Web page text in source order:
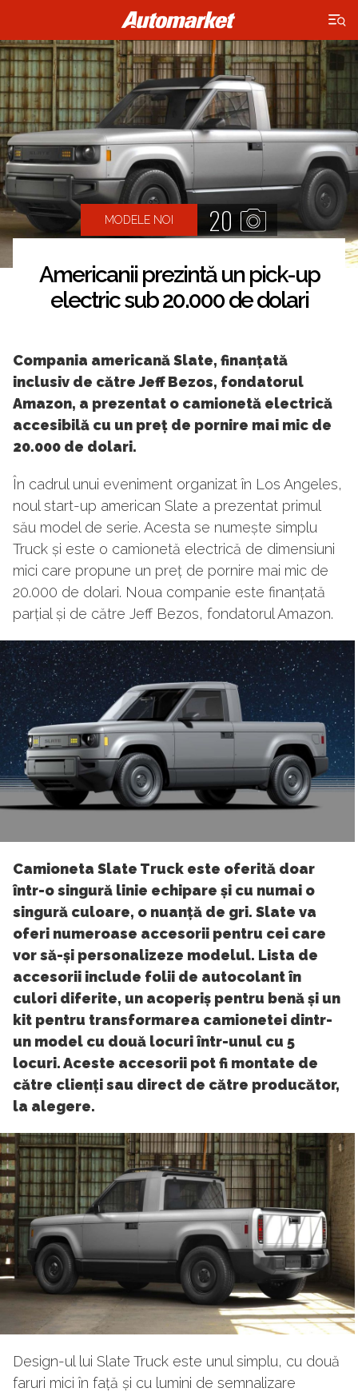
×
MODELE NOI 20
Americanii prezintă un pick-up
electric sub 20.000 de dolari
Compania americană Slate, finanțată
inclusiv de către Jeff Bezos, fondatorul
Amazon, a prezentat o camionetă electrică
accesibilă cu un preț de pornire mai mic de
20.000 de dolari.
În cadrul unui eveniment organizat în Los Angeles,
noul start-up american Slate a prezentat primul
său model de serie. Acesta se numește simplu
Truck și este o camionetă electrică de dimensiuni
mici care propune un preț de pornire mai mic de
20.000 de dolari. Noua companie este finanțată
parțial și de către Jeff Bezos, fondatorul Amazon.
Camioneta Slate Truck este oferită doar
într-o singură linie echipare și cu numai o
singură culoare, o nuanță de gri. Slate va
oferi numeroase accesorii pentru cei care
vor să-și personalizeze modelul. Lista de
accesorii include folii de autocolant în
culori diferite, un acoperiș pentru benă și un
kit pentru transformarea camionetei dintr-
un model cu două locuri într-unul cu 5
locuri. Aceste accesorii pot fi montate de
către clienți sau direct de către producător,
la alegere.
Design-ul lui Slate Truck este unul simplu, cu două
faruri mici în față și cu lumini de semnalizare